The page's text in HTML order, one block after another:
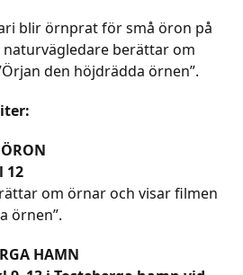
blir örnprat för små öron på
berättar om
den höjdrädda örnen”.
12
om örnar och visar filmen
örnen”.
HAMN